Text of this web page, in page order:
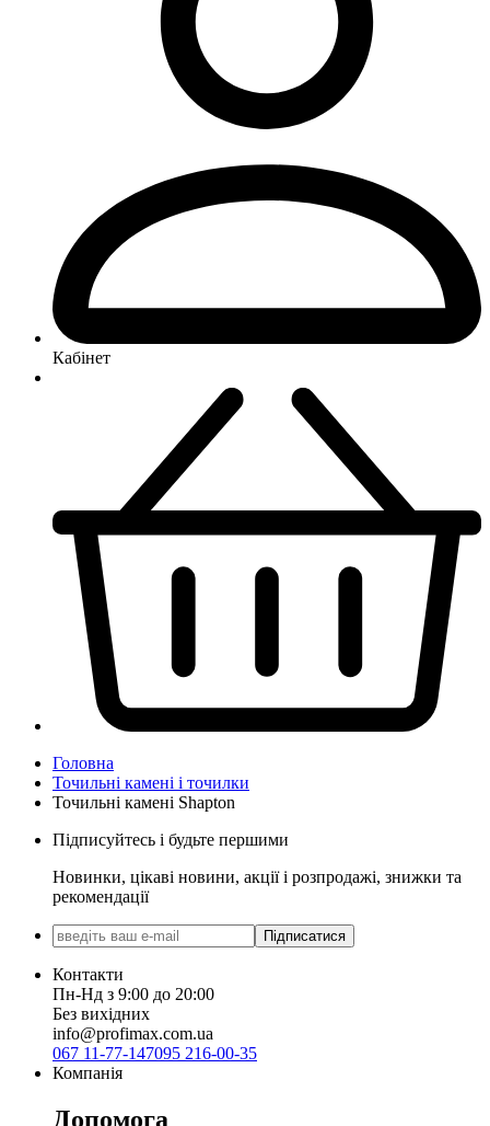
Кабінет
Головна
Точильні камені і точилки
Точильні камені Shapton
Підписуйтесь і будьте першими
Новинки, цікаві новини, акції і розпродажі, знижки та
рекомендації
Підписатися
Контакти
Пн-Нд з 9:00 до 20:00
Без вихідних
info@profimax.com.ua
067 11-77-147095 216-00-35
Компанія
Допомога